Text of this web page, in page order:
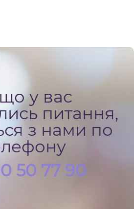
у вас
питання,
з нами по
50 77 90